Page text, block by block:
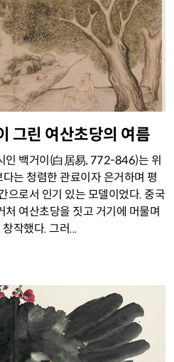
그린 여산초당의 여름
인 백거이(白居易, 772-846)는 위
는 청렴한 관료이자 은거하며 평
으로서 인기 있는 모델이었다. 중국
여산초당을 짓고 거기에 머물며
작했다. 그러...